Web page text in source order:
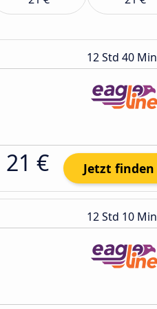
12 Std 40 Min
21 € Jetzt finden
12 Std 10 Min